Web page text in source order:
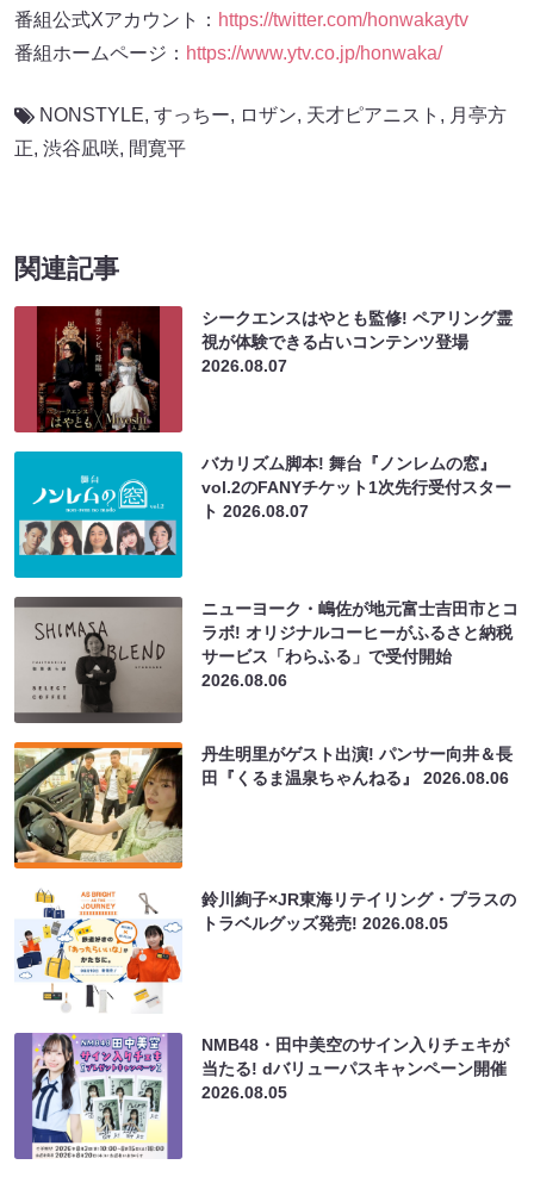
番組公式Xアカウント： https://twitter.com/honwakaytv
番組ホームページ： https://www.ytv.co.jp/honwaka/
NONSTYLE, すっちー, ロザン, 天才ピアニスト , 月亭方
正, 渋谷凪咲, 間寛平
関連記事
シークエンスはやとも監修! ペアリング霊
視が体験できる占いコンテンツ登場
2026.08.07
バカリズム脚本! 舞台『ノンレムの窓』
vol.2のFANYチケット1次先行受付スター
ト2026.08.07
ニューヨーク・嶋佐が地元富士吉田市とコ
ラボ! オリジナルコーヒーがふるさと納税
サービス「わらふる」で受付開始
2026.08.06
丹生明里がゲスト出演! パンサー向井＆長
田『くるま温泉ちゃんねる』2026.08.06
鈴川絢子×JR東海リテイリング・プラスの
トラベルグッズ発売!2026.08.05
NMB48・田中美空のサイン入りチェキが
当たる! dバリューパスキャンペーン開催
2026.08.05